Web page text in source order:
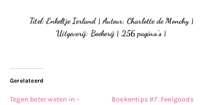
Titel: Enkeltje Ierland | Auteur: Charlotte de Monchy |
Uitgeverij: Boekerij | 256 pagina’s |
Gerelateerd
Tegen beter weten in –
Boekentips #7: Feelgoods